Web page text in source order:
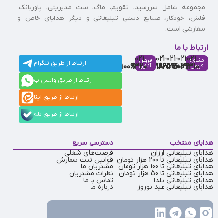
مجموعه شامل سررسید، تقویم، ماگ، ست مدیریتی، پاوربانک،
فلش، خودکار، صنایع دستی تبلیغاتی و دیگر هدایای خاص و
سفارشی است.
ارتباط با ما
مشاوره
فروش
021-
91009310
021-
86126036
021-
86126506
021-
88537803
فروش
آنلاین
021-
91009320
ارتباط از طریق تلگرام
ارتباط از طریق واتس‌اپ
ارتباط از طریق ایتا
ارتباط از طریق بله
هدایای منتخب
هدایای تبلیغاتی ارزان
هدایای تبلیغاتی تا 200 هزار تومان
هدایای تبلیغاتی تا 100 هزار تومان
هدایای تبلیغاتی تا 50 هزار تومان
هدایای تبلیغاتی یلدا
هدایای تبلیغاتی عید نوروز
دسترسی سریع
فرصت‌های شغلی
قوانین ثبت سفارش
مشتریان ما
نظرات مشتریان
تماس با ما
درباره ما